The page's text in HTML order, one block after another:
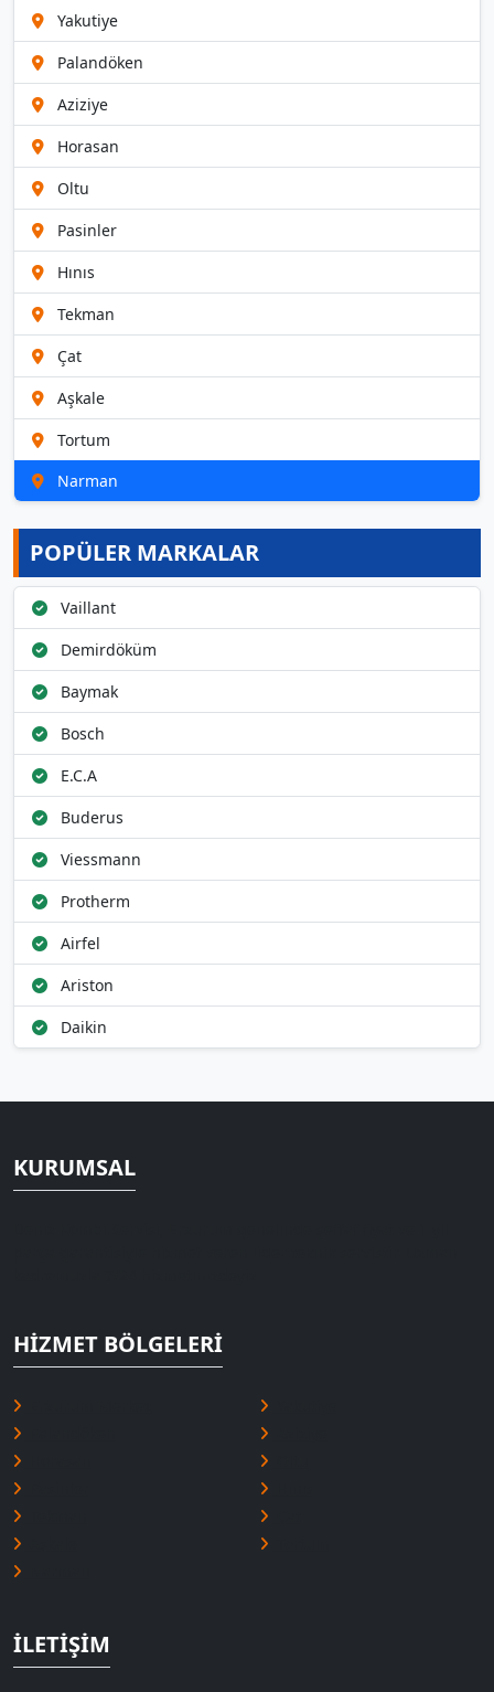
Yakutiye
Palandöken
Aziziye
Horasan
Oltu
Pasinler
Hınıs
Tekman
Çat
Aşkale
Tortum
Narman
POPÜLER MARKALAR
Vaillant
Demirdöküm
Baymak
Bosch
E.C.A
Buderus
Viessmann
Protherm
Airfel
Ariston
Daikin
KURUMSAL
HIZMET BÖLGELERI
İLETIŞIM